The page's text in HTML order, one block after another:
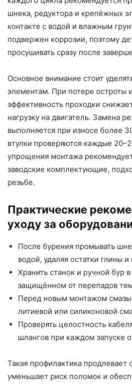
шнека, редуктора и крепёжных
контакте с водой и влажным
подвержен коррозии, поэтому
просушивать сразу после
Основное внимание стоит
элементам. При потере остроты
эффективность проходки
нагрузку на двигатель. Замена
выполняется при износе более
втулки проверяются каждые
упрощения монтажа
заводские комплектующие,
резьбе.
Практические
уходу за
После бурения промывать
водой, удаляя остатки глины и
Хранить станок и ручной бур
защищённом от перепадов
Перед новым монтажом
литиевой или силиконовой
Проверять целостность
шлангов при каждом запуске
Такая профилактика продлевает
уменьшает риск поломок и